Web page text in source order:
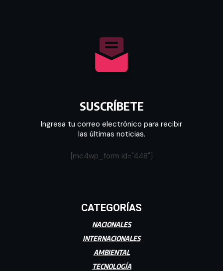
SUSCRÍBETE
Ingresa tu correo electrónico para recibir
las últimas noticias.
[mc4wp_form id="448"]
CATEGORÍAS
NACIONALES
INTERNACIONALES
AMBIENTAL
TECNOLOGÍA